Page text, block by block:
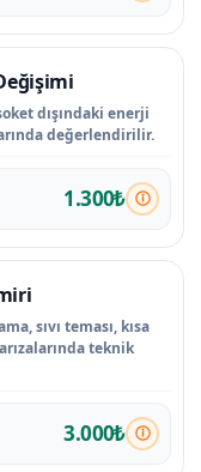
dışındaki enerji
değerlendirilir.
1.300₺
sıvı teması, kısa
teknik
3.000₺